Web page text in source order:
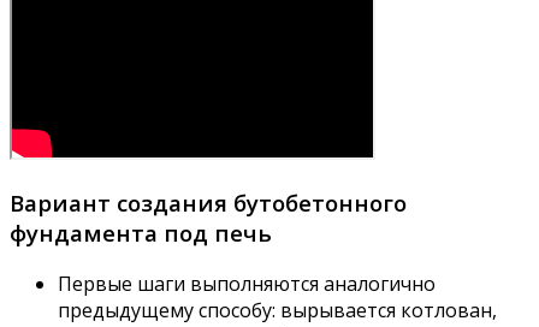
Вариант создания бутобетонного
фундамента под печь
Первые шаги выполняются аналогично
предыдущему способу: вырывается котлован,